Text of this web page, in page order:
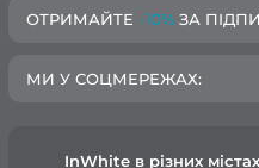
ОТРИМАЙТЕ -10% ЗА
МИ У СОЦМЕРЕЖАХ:
InWhite в різних містах